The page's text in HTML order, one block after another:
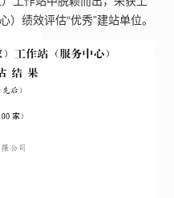
绩效评估“优秀”建站单位。